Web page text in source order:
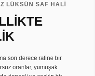
LÜKSÜN SAF HALİ
son derece rafine bir
oranlar, yumuşak